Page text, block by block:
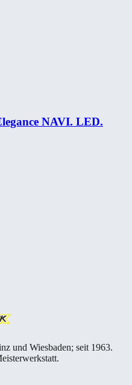
NAVI. LED.
und Wiesbaden; seit 1963.